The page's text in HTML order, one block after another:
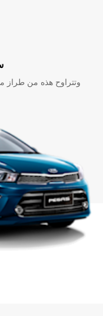
وتتراوح هذه من طراز